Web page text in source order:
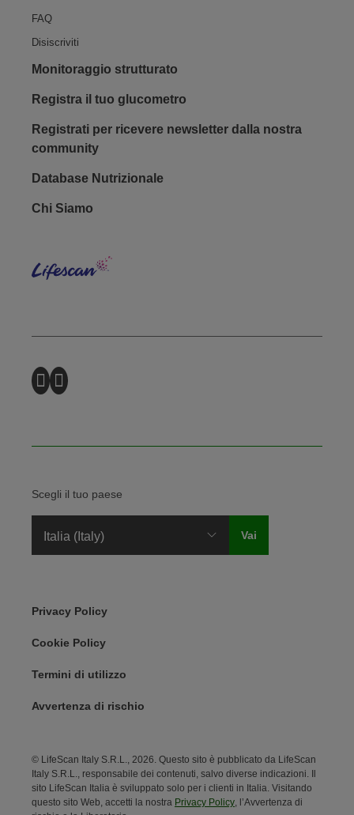
FAQ
Disiscriviti
Monitoraggio strutturato
Registra il tuo glucometro
Registrati per ricevere newsletter dalla nostra
community
Database Nutrizionale
Footer - Social
Chi Siamo
Scegli il tuo paese
Legal Menu
Privacy Policy
Cookie Policy
Termini di utilizzo
Avvertenza di rischio
© LifeScan Italy S.R.L., 2026. Questo sito è pubblicato da LifeScan
Italy S.R.L., responsabile dei contenuti, salvo diverse indicazioni. Il
sito LifeScan Italia è sviluppato solo per i clienti in Italia. Visitando
questo sito Web, accetti la nostra Privacy Policy, l’Avvertenza di